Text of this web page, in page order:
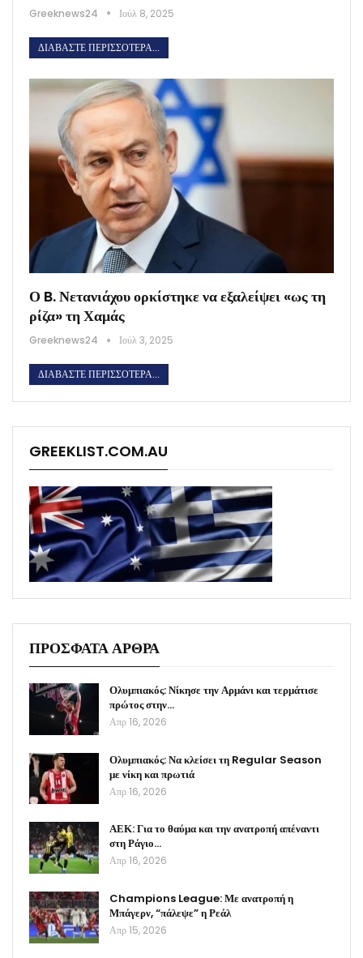
Greeknews24 Ιούλ 8, 2025
ΔΙΑΒΆΣΤΕ ΠΕΡΙΣΣΌΤΕΡΑ...
Ο B. Νετανιάχου ορκίστηκε να εξαλείψει «ως τη
ρίζα» τη Χαμάς
Greeknews24 Ιούλ 3, 2025
ΔΙΑΒΆΣΤΕ ΠΕΡΙΣΣΌΤΕΡΑ...
GREEKLIST.COM.AU
ΠΡΟΣΦΑΤΑ ΑΡΘΡΑ
Ολυμπιακός: Νίκησε την Αρμάνι και τερμάτισε
πρώτος στην…
Απρ 16, 2026
Ολυμπιακός: Να κλείσει τη Regular Season
με νίκη και πρωτιά
Απρ 16, 2026
ΑΕΚ: Για το θαύμα και την ανατροπή απέναντι
στη Ράγιο…
Απρ 16, 2026
Champions League: Με ανατροπή η
Μπάγερν, “πάλεψε” η Ρεάλ
Απρ 15, 2026